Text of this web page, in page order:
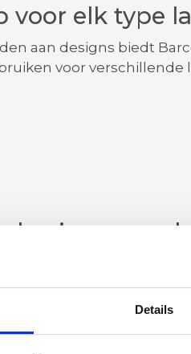
Details
voor elk type
aan designs biedt
voor verschillende
basis van uw
lampenvoet
wij u een groot
lampenvoet uitstekend
interieur. Voor een